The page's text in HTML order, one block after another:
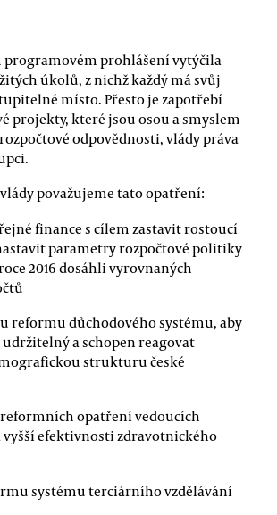
programovém prohlášení vytýčila
úkolů, z nichž každý má svůj
místo. Přesto je zapotřebí
projekty, které jsou osou a smyslem
odpovědnosti, vlády práva
považujeme tato opatření:
finance s cílem zastavit rostoucí
parametry rozpočtové politiky
2016 dosáhli vyrovnaných
reformu důchodového systému, aby
a schopen reagovat
strukturu české
opatření vedoucích
vyšší efektivnosti zdravotnického
systému terciárního vzdělávání